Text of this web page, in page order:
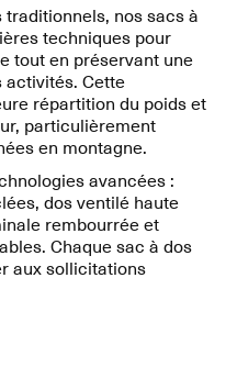
nos sacs à
techniques pour
tout en préservant une
activités. Cette
répartition du poids et
particulièrement
en montagne.
avancées :
dos ventilé haute
rembourrée et
Chaque sac à dos
aux sollicitations